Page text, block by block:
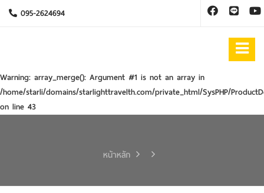
095-2624694
Warning: array_merge(): Argument #1 is not an array in
/home/starli/domains/starlighttravelth.com/private_html/SysPHP/
on line 43
หน้าหลัก